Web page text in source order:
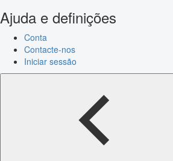
Ajuda e definições
Conta
Contacte-nos
Iniciar sessão